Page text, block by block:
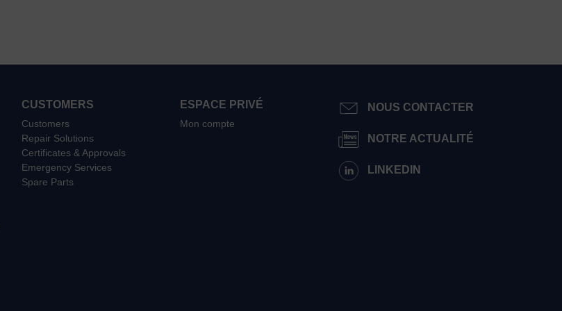
CUSTOMERS
Customers
Repair Solutions
Certificates & Approvals
Emergency Services
Spare Parts
ESPACE PRIVÉ
Mon compte
NOUS CONTACTER
NOTRE ACTUALITÉ
LINKEDIN